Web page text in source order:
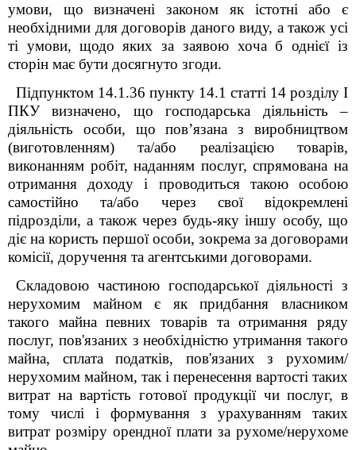
умови, що визначені законом як істотні або є
необхідними для договорів даного виду, а також усі
ті умови, щодо яких за заявою хоча б однієї із
сторін має бути досягнуто згоди.
Підпунктом 14.1.36 пункту 14.1 статті 14 розділу І
ПКУ визначено, що господарська діяльність –
діяльність особи, що пов’язана з виробництвом
(виготовленням) та/або реалізацією товарів,
виконанням робіт, наданням послуг, спрямована на
отримання доходу і проводиться такою особою
самостійно та/або через свої відокремлені
підрозділи, а також через будь-яку іншу особу, що
діє на користь першої особи, зокрема за договорами
комісії, доручення та агентськими договорами.
Складовою частиною господарської діяльності з
нерухомим майном є як придбання власником
такого майна певних товарів та отримання ряду
послуг, пов'язаних з необхідністю утримання такого
майна, сплата податків, пов'язаних з рухомим/
нерухомим майном, так і перенесення вартості таких
витрат на вартість готової продукції чи послуг, в
тому числі і формування з урахуванням таких
витрат розміру орендної плати за рухоме/нерухоме